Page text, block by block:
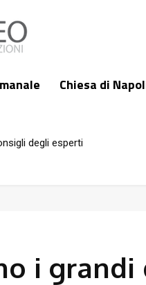
Chiesa di
degli esperti
i